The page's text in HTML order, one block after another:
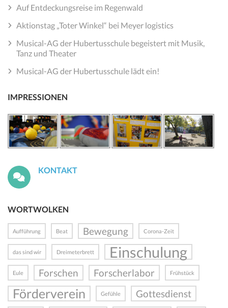
Auf Entdeckungsreise im Regenwald
Aktionstag „Toter Winkel“ bei Meyer logistics
Musical-AG der Hubertusschule begeistert mit Musik,
Tanz und Theater
Musical-AG der Hubertusschule lädt ein!
IMPRESSIONEN
KONTAKT
WORTWOLKEN
Aufführung Beat Bewegung Corona-Zeit
das sind wir Dreimeterbrett Einschulung
Eule Forschen Forscherlabor Frühstück
Förderverein Gefühle Gottesdienst